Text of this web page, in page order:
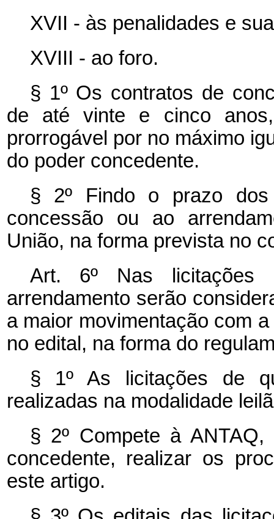
XVII - às penalidades e
XVIII - ao foro.
§ 1º Os contratos de
de até vinte e cinco
prorrogável por no máximo
do poder concedente.
§ 2º Findo o prazo
concessão ou ao
União, na forma prevista no
Art. 6º Nas licitações
arrendamento serão
a maior movimentação com
no edital, na forma do
§ 1º As licitações de
realizadas na modalidade
§ 2º Compete à
concedente, realizar os
este artigo.